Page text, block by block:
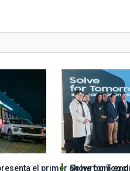
el primer showroom
Solve for